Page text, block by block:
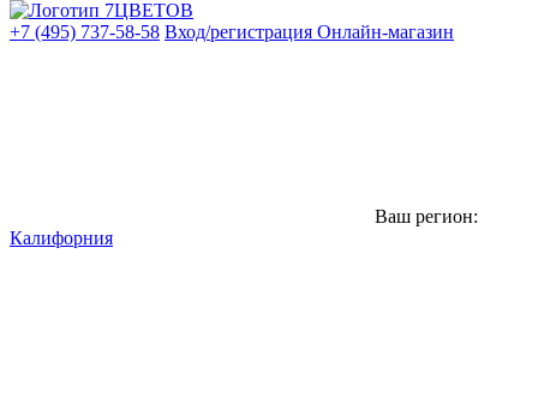
+7 (495) 737-58-58 Вход/регистрация Онлайн-магазин
Ваш регион:
Калифорния